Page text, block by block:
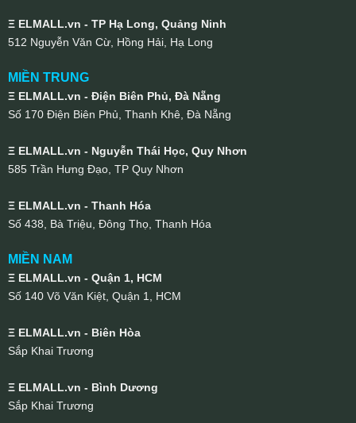
Ξ ELMALL.vn - TP Hạ Long, Quảng Ninh
512 Nguyễn Văn Cừ, Hồng Hải, Hạ Long
MIỀN TRUNG
Ξ ELMALL.vn - Điện Biên Phủ, Đà Nẵng
Số 170 Điện Biên Phủ, Thanh Khê, Đà Nẵng
Ξ ELMALL.vn - Nguyễn Thái Học, Quy Nhơn
585 Trần Hưng Đạo, TP Quy Nhơn
Ξ ELMALL.vn - Thanh Hóa
Số 438, Bà Triệu, Đông Thọ, Thanh Hóa
MIỀN NAM
Ξ ELMALL.vn - Quận 1, HCM
Số 140 Võ Văn Kiệt, Quận 1, HCM
Ξ ELMALL.vn - Biên Hòa
Sắp Khai Trương
Ξ ELMALL.vn - Bình Dương
Sắp Khai Trương